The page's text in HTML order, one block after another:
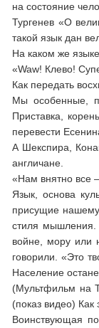
на состояние
Тургенев «О
такой язык дан
На каком же
«Waw! Клево!
Как передать
Мы особенные,
Приставка,
перевести
А Шекспира,
англичане.
«Нам внятно все
Язык, основа
присущие нашему
стиля мышления.
войне, мору или
говорили. «Это
Население
(Мультфильм на
(показ видео) Как
Воинствующая